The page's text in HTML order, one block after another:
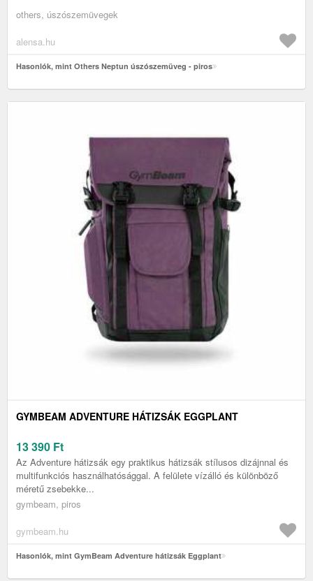
others, úszószemüvegek
alensa.hu
Hasonlók, mint Others Neptun úszószemüveg - piros
GYMBEAM ADVENTURE HÁTIZSÁK EGGPLANT
13 390 Ft
Az Adventure hátizsák egy praktikus hátizsák stílusos dizájnnal és
multifunkciós használhatósággal. A felülete vízálló és különböző
méretű zsebekke...
gymbeam, piros
gymbeam.hu
Hasonlók, mint GymBeam Adventure hátizsák Eggplant